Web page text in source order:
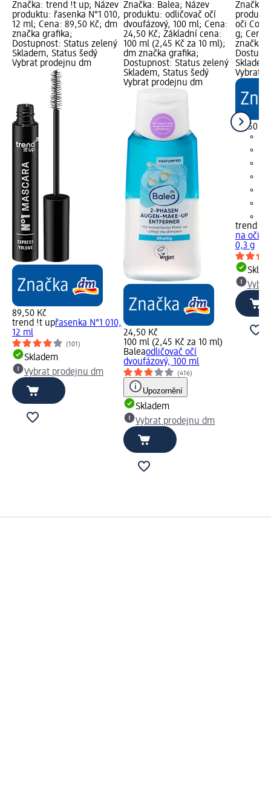
Značka: trend !t up; Název
produktu: řasenka N°1 010,
12 ml; Cena: 89,50 Kč; dm
značka grafika;
Dostupnost: Status zelený
Skladem, Status šedý
Vybrat prodejnu dm
89,50 Kč
trend !t upřasenka N°1 010,
12 ml
(101)
Skladem
Vybrat prodejnu dm
Značka: Balea; Název
produktu: odličovač očí
dvoufázový, 100 ml; Cena:
24,50 Kč; Základní cena:
100 ml (2,45 Kč za 10 ml);
dm značka grafika;
Dostupnost: Status zelený
Skladem, Status šedý
Vybrat prodejnu dm
24,50 Kč
100 ml (2,45 Kč za 10 ml)
Baleaodličovač očí
dvoufázový, 100 ml
(416)
Upozornění
Skladem
Vybrat prodejnu dm
Značka:
oči
g;
značka
Vybrat
49,50 Kč
trend !t
na oči
0,3 g